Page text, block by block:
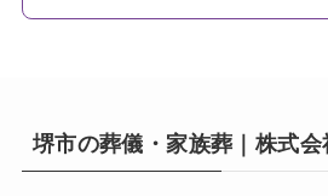
堺市の葬儀・家族葬｜株式